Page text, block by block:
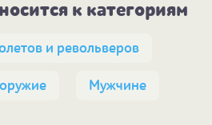
к категориям
и револьверов
Мужчине